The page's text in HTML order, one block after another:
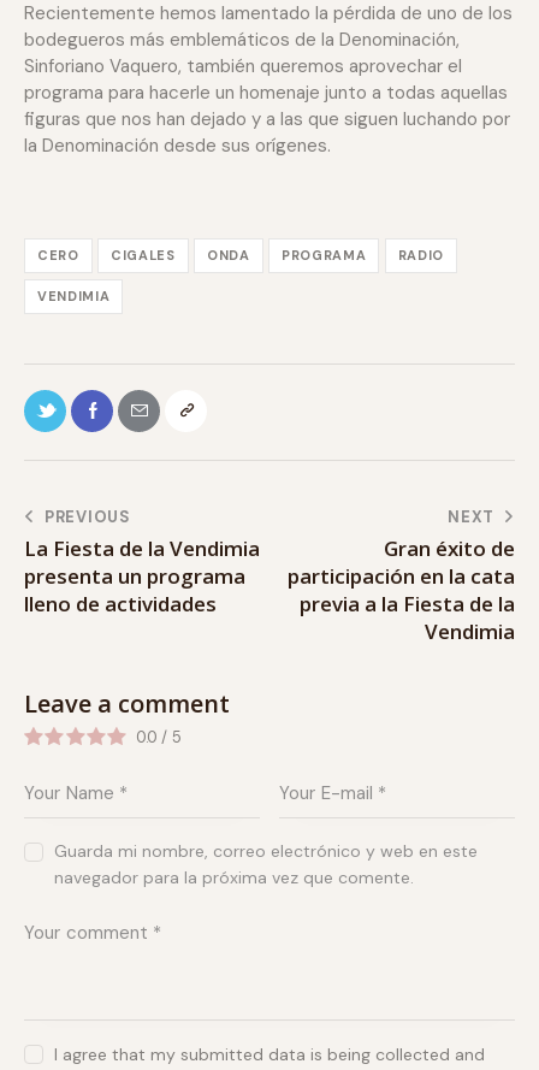
Recientemente hemos lamentado la pérdida de uno de los
bodegueros más emblemáticos de la Denominación,
Sinforiano Vaquero, también queremos aprovechar el
programa para hacerle un homenaje junto a todas aquellas
figuras que nos han dejado y a las que siguen luchando por
la Denominación desde sus orígenes.
CERO CIGALES ONDA PROGRAMA RADIO
VENDIMIA
PREVIOUS
La Fiesta de la Vendimia
presenta un programa
lleno de actividades
NEXT
Gran éxito de
participación en la cata
previa a la Fiesta de la
Vendimia
Leave a comment
0.0 / 5
Guarda mi nombre, correo electrónico y web en este
navegador para la próxima vez que comente.
I agree that my submitted data is being collected and